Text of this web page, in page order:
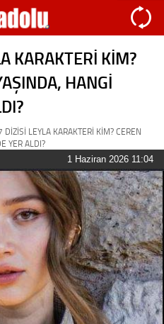
KARAKTERİ KİM?
HANGİ
DİZİSİ LEYLA KARAKTERİ KİM? CEREN
YER ALDI?
1 Haziran 2026 11:04